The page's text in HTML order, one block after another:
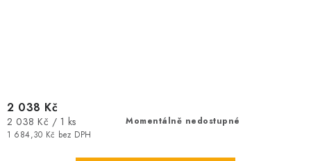
Momentálně nedostupné
1 684,30 Kč bez DPH
2 038 Kč
Měrná
cena:
2 038 Kč / 1 ks